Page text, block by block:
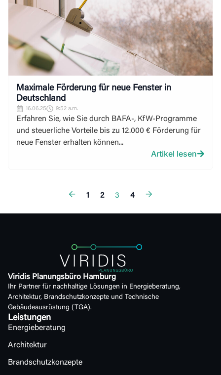
Maximale Förderung für neue Fenster in
Deutschland
16.06.25 9:52 a.m.
Erfahren Sie, wie Sie durch BAFA-, KfW-Programme
und steuerliche Vorteile bis zu 12.000 € Förderung für
neue Fenster erhalten können...
Artikel lesen
1 2 3 4
Viridis Planungsbüro Hamburg
Ihr Partner für nachhaltige Lösungen in Energieberatung,
Architektur, Brandschutzkonzepte und Technische
Gebäudeausrüstung (TGA).
Leistungen
Energieberatung
Architektur
Brandschutzkonzepte